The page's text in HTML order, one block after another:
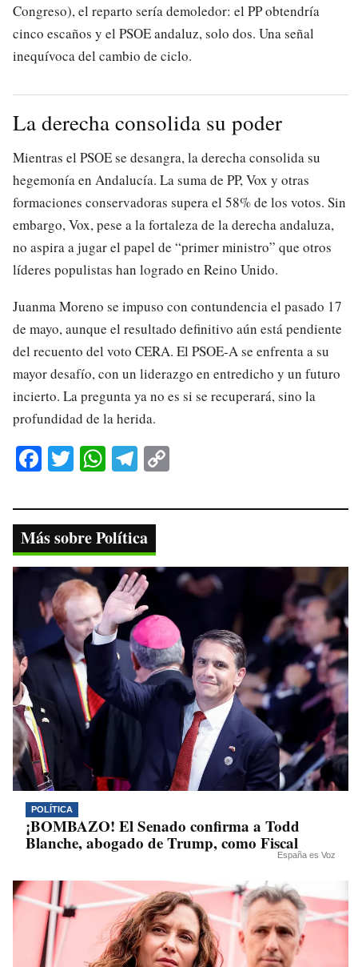
Congreso), el reparto sería demoledor: el PP obtendría
cinco escaños y el PSOE andaluz, solo dos. Una señal
inequívoca del cambio de ciclo.
La derecha consolida su poder
Mientras el PSOE se desangra, la derecha consolida su
hegemonía en Andalucía. La suma de PP, Vox y otras
formaciones conservadoras supera el 58% de los votos. Sin
embargo, Vox, pese a la fortaleza de la derecha andaluza,
no aspira a jugar el papel de “primer ministro” que otros
líderes populistas han logrado en Reino Unido.
Juanma Moreno se impuso con contundencia el pasado 17
de mayo, aunque el resultado definitivo aún está pendiente
del recuento del voto CERA. El PSOE-A se enfrenta a su
mayor desafío, con un liderazgo en entredicho y un futuro
incierto. La pregunta ya no es si se recuperará, sino la
profundidad de la herida.
Fa
bo
ok
T
tte
r
W
ts
A
pp
Te
gr
a
m
y
nk
Más sobre Política
POLÍTICA
¡BOMBAZO! El Senado confirma a Todd
Blanche, abogado de Trump, como Fiscal
España es Voz